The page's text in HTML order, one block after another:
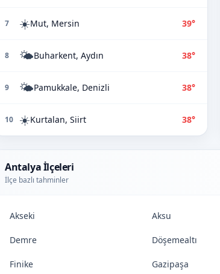
7 ☀️Mut, Mersin 39°
8 🌤️Buharkent, Aydın 38°
9 🌤️Pamukkale, Denizli 38°
10 ☀️Kurtalan, Siirt 38°
Antalya İlçeleri
İlçe bazlı tahminler
Akseki Aksu
Demre Döşemealtı
Finike Gazipaşa